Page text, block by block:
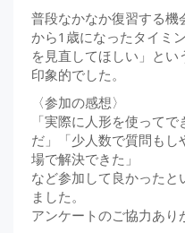
普段なかなか復習する
から1歳になったタイミ
を見直してほしい」と
印象的でした。
〈参加の感想〉
「実際に人形を使って
だ」「少人数で質問も
場で解決できた」
など参加して良かったと
ました。
アンケートのご協力あり